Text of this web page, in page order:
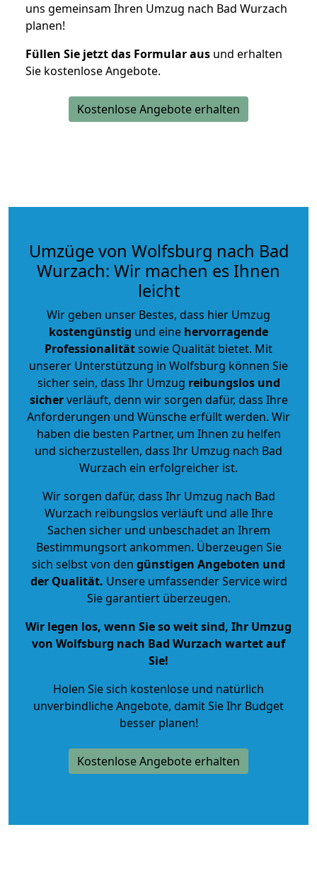
uns gemeinsam Ihren Umzug nach Bad Wurzach
planen!
Füllen Sie jetzt das Formular aus und erhalten
Sie kostenlose Angebote.
Kostenlose Angebote erhalten
Umzüge von Wolfsburg nach Bad
Wurzach: Wir machen es Ihnen
leicht
Wir geben unser Bestes, dass hier Umzug
kostengünstig und eine hervorragende
Professionalitätsowie Qualität bietet. Mit
unserer Unterstützung in Wolfsburg können Sie
sicher sein, dass Ihr Umzug reibungslos und
sicherverläuft, denn wir sorgen dafür, dass Ihre
Anforderungen und Wünsche erfüllt werden. Wir
haben die besten Partner, um Ihnen zu helfen
und sicherzustellen, dass Ihr Umzug nach Bad
Wurzach ein erfolgreicher ist.
Wir sorgen dafür, dass Ihr Umzug nach Bad
Wurzach reibungslos verläuft und alle Ihre
Sachen sicher und unbeschadet an Ihrem
Bestimmungsort ankommen. Überzeugen Sie
sich selbst von den günstigen Angeboten und
der Qualität. Unsere umfassender Service wird
Sie garantiert überzeugen.
Wir legen los, wenn Sie so weit sind, Ihr Umzug
von Wolfsburg nach Bad Wurzach wartet auf
Sie!
Holen Sie sich kostenlose und natürlich
unverbindliche Angebote, damit Sie Ihr Budget
besser planen!
Kostenlose Angebote erhalten